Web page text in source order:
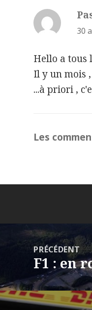
30
Hello a tous
Il y un mois
...à priori ,
Les
Navigation
l’article
PRÉCÉDENT
Article
précédent :
F1 : en